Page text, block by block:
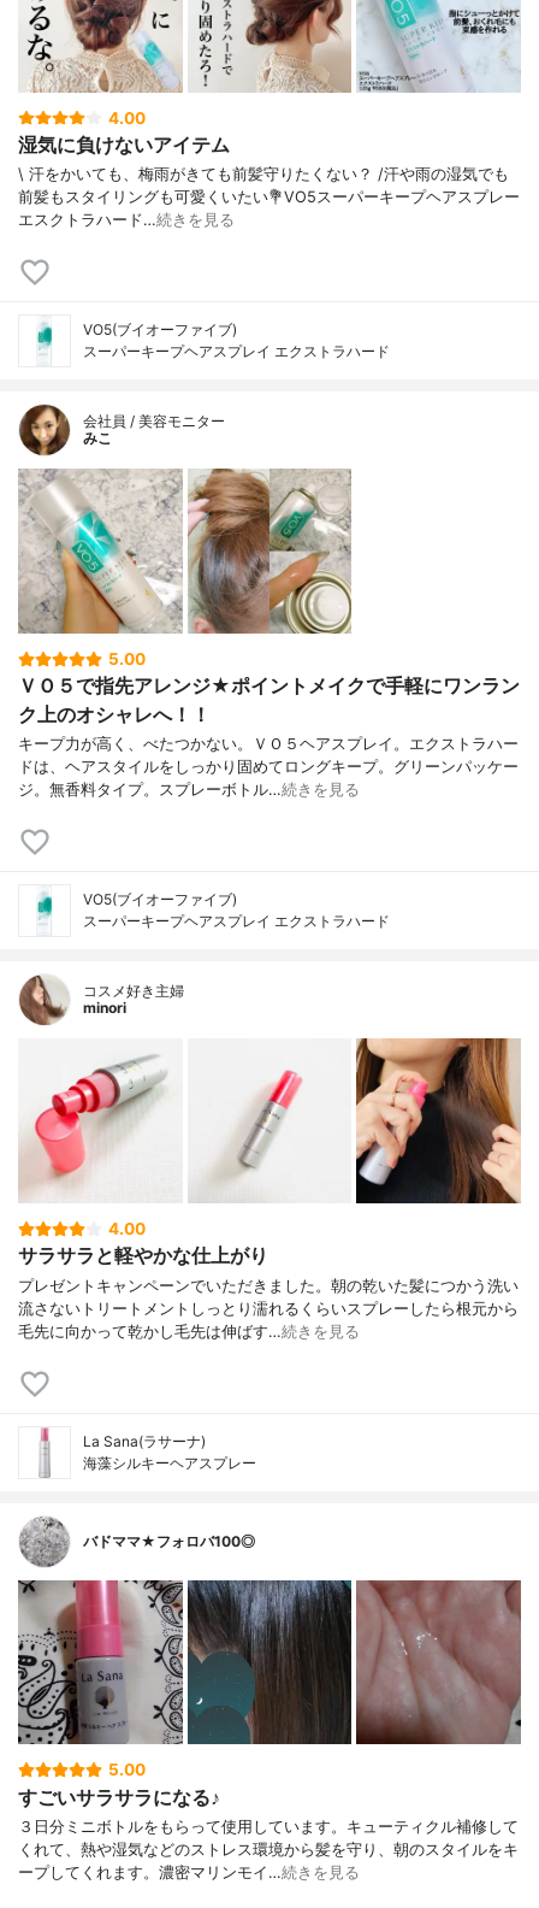
4.00
湿気に負けないアイテム
\ 汗をかいても、梅雨がきても前髪守りたくない？ /⁡⁡汗や雨の湿気でも
前髪もスタイリングも可愛くいたい⁡⁡💐VO5スーパーキープヘアスプレー
エスクトラハード⁡…続きを見る
VO5(ブイオーファイブ)
スーパーキープヘアスプレイ エクストラハード
会社員 / 美容モニター
みこ
5.00
ＶＯ５で指先アレンジ★ポイントメイクで手軽にワンラン
ク上のオシャレへ！！
キープ力が高く、べたつかない。ＶＯ５ヘアスプレイ。エクストラハー
ドは、ヘアスタイルをしっかり固めてロングキープ。グリーンパッケー
ジ。無香料タイプ。スプレーボトル…続きを見る
VO5(ブイオーファイブ)
スーパーキープヘアスプレイ エクストラハード
コスメ好き主婦
minori
4.00
サラサラと軽やかな仕上がり
プレゼントキャンペーンでいただきました。朝の乾いた髪につかう洗い
流さないトリートメントしっとり濡れるくらいスプレーしたら根元から
毛先に向かって乾かし毛先は伸ばす…続きを見る
La Sana(ラサーナ)
海藻シルキーヘアスプレー
バドママ★フォロバ100◎
5.00
すごいサラサラになる♪
３日分ミニボトルをもらって使用しています。キューティクル補修して
くれて、熱や湿気などのストレス環境から髪を守り、朝のスタイルをキ
ープしてくれます。濃密マリンモイ…続きを見る